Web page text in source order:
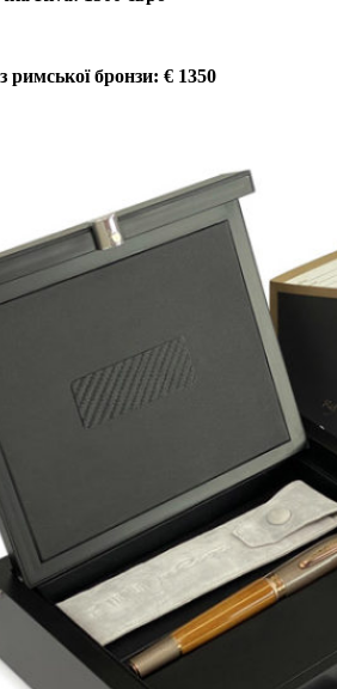
бронзи: € 1350